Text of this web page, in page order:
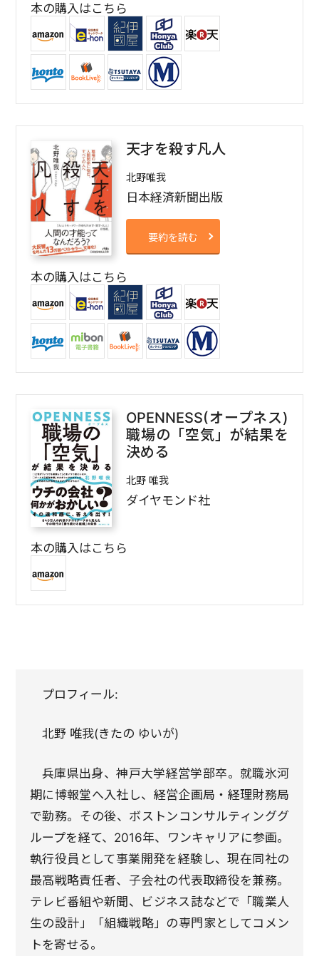
本の購入はこちら
天才を殺す凡人
北野唯我
日本経済新聞出版
要約を読む
本の購入はこちら
OPENNESS(オープネス)
職場の「空気」が結果を
決める
北野 唯我
ダイヤモンド社
本の購入はこちら
プロフィール:
北野 唯我(きたの ゆいが)
兵庫県出身、神戸大学経営学部卒。就職氷河
期に博報堂へ入社し、経営企画局・経理財務局
で勤務。その後、ボストンコンサルティンググ
ループを経て、2016年、ワンキャリアに参画。
執行役員として事業開発を経験し、現在同社の
最高戦略責任者、子会社の代表取締役を兼務。
テレビ番組や新聞、ビジネス誌などで「職業人
生の設計」「組織戦略」の専門家としてコメン
トを寄せる。